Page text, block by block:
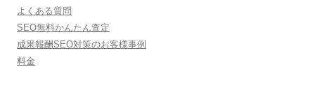
よくある質問
SEO無料かんたん査定
成果報酬SEO対策のお客様事例
料金